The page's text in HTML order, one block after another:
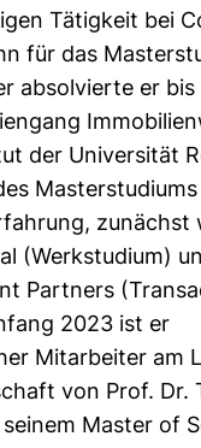
Tätigkeit bei
für das
absolvierte er
der Universität
zunächst
(Werkstudium)
Partners
2023 ist er
Mitarbeiter am
von Prof. Dr.
Master of